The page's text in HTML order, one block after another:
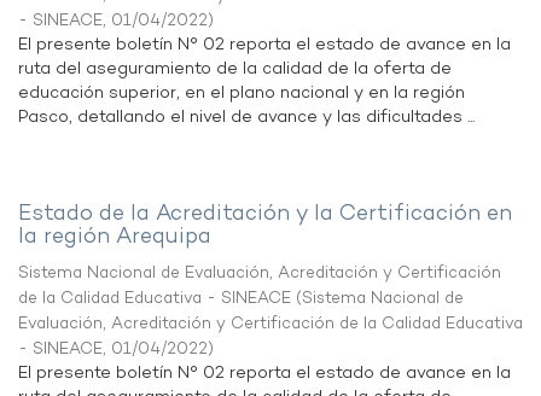
- SINEACE, 01/04/2022)
El presente boletín N° 02 reporta el estado de avance en la
ruta del aseguramiento de la calidad de la oferta de
educación superior, en el plano nacional y en la región
Pasco, detallando el nivel de avance y las dificultades ...
Estado de la Acreditación y la Certificación en
la región Arequipa
Sistema Nacional de Evaluación, Acreditación y Certificación
de la Calidad Educativa - SINEACE (Sistema Nacional de
Evaluación, Acreditación y Certificación de la Calidad Educativa
- SINEACE, 01/04/2022)
El presente boletín N° 02 reporta el estado de avance en la